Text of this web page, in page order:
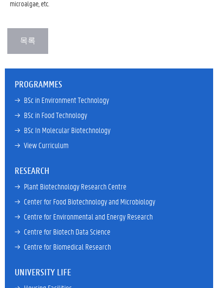
microalgae, etc.
PROGRAMMES
→ BSc in Environment Technology
→ BSc in Food Technology
→ BSc In Molecular Biotechnology
→ View Curriculum
RESEARCH
→ Plant Biotechnology Research Centre
→ Center for Food Biotechnology and Microbiology
→ Centre for Environmental and Energy Research
→ Centre for Biotech Data Science
→ Centre for Biomedical Research
UNIVERSITY LIFE